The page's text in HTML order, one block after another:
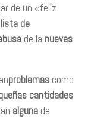
de un «feliz
lista de
de la nuevas
problemas como
cantidades
alguna de